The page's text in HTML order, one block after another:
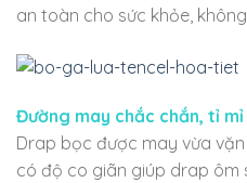
an toàn cho sức khỏe,
Đường may chắc chắn, tỉ mỉ
Drap bọc được may vừa
có độ co giãn giúp drap ôm